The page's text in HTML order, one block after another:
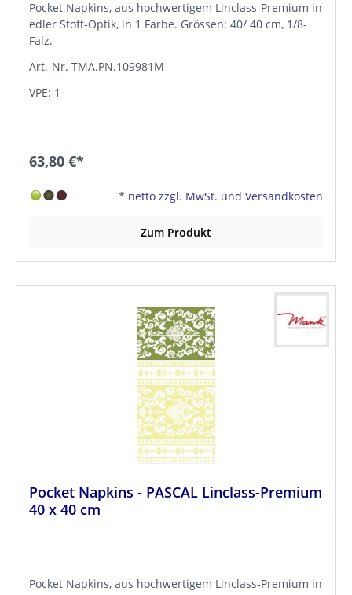
Pocket Napkins, aus hochwertigem Linclass-Premium in
edler Stoff-Optik, in 1 Farbe. Grössen: 40/ 40 cm, 1/8-
Falz.
Art.-Nr. TMA.PN.109981M
VPE: 1
63,80 €*
* netto zzgl. MwSt. und Versandkosten
Zum Produkt
Pocket Napkins - PASCAL Linclass-Premium
40 x 40 cm
Pocket Napkins, aus hochwertigem Linclass-Premium in